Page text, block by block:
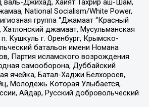
валь-Джихад, Хайят Тахрир аш-Шам,
National Socialism/White Power,
группа “Джамаат “Красный
Хатлонский джамаат, Мусульманская
п. Кушкуль г. Оренбург, Крымско-
батальон имени Номана
Партия исламского возрождения
самооборона, Дуббайский
ячейка, Батал-Хаджи Белхороев,
Молодёжь Которая Улыбается,
Айдар, Русский добровольческий